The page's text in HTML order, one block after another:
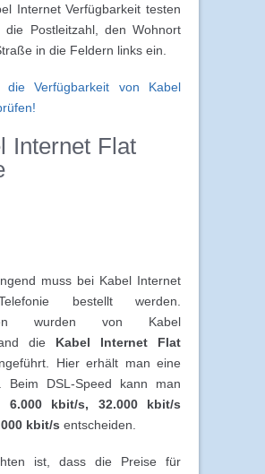
Internet Verfügbarkeit testen
die Postleitzahl, den Wohnort
in die Feldern links ein.
die Verfügbarkeit von Kabel
Internet Flat
muss bei Kabel Internet
bestellt werden.
wurden von Kabel
die Kabel Internet Flat
Hier erhält man eine
Beim DSL-Speed kann man
6.000 kbit/s, 32.000 kbit/s
kbit/s entscheiden.
ist, dass die Preise für